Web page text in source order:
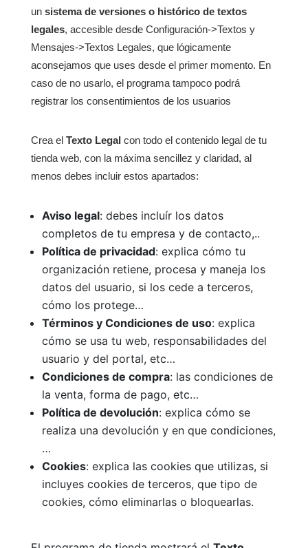
un sistema de versiones o histórico de textos
legales, accesible desde Configuración->Textos y
Mensajes->Textos Legales, que lógicamente
aconsejamos que uses desde el primer momento. En
caso de no usarlo, el programa tampoco podrá
registrar los consentimientos de los usuarios
Crea el Texto Legal con todo el contenido legal de tu
tienda web, con la máxima sencillez y claridad, al
menos debes incluir estos apartados:
Aviso legal: debes incluír los datos
completos de tu empresa y de contacto,..
Política de privacidad: explica cómo tu
organización retiene, procesa y maneja los
datos del usuario, si los cede a terceros,
cómo los protege…
Términos y Condiciones de uso: explica
cómo se usa tu web, responsabilidades del
usuario y del portal, etc…
Condiciones de compra: las condiciones de
la venta, forma de pago, etc…
Política de devolución: explica cómo se
realiza una devolución y en que condiciones,
…
Cookies: explica las cookies que utilizas, si
incluyes cookies de terceros, que tipo de
cookies, cómo eliminarlas o bloquearlas.